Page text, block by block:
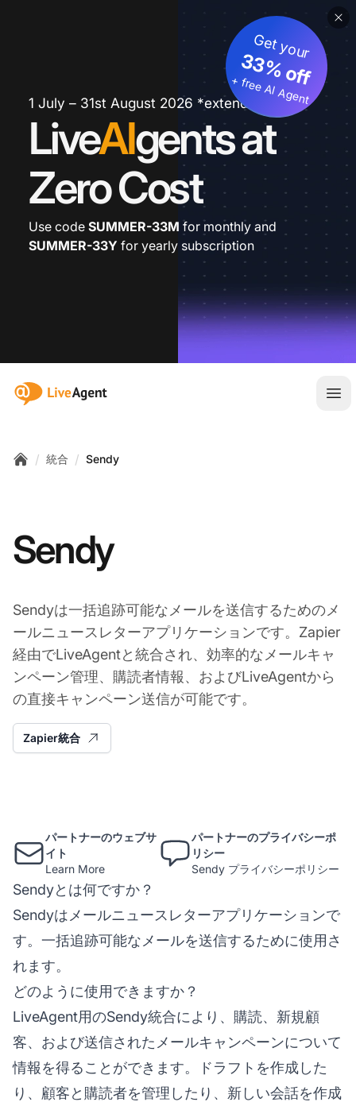
1 July – 31st August 2026 *extended
LiveAIgents at
Zero Cost
Get your
33% off
+ free AI Agent
Use code SUMMER-33M for monthly and
SUMMER-33Y for yearly subscription
:site.title
メ
/ 統合 / Sendy
Sendy
Sendyは一括追跡可能なメールを送信するためのメ
ールニュースレターアプリケーションです。Zapier
経由でLiveAgentと統合され、効率的なメールキャ
ンペーン管理、購読者情報、およびLiveAgentから
の直接キャンペーン送信が可能です。
Zapier統合
パートナーのウェブサ
イト
Learn More
パートナーのプライバシーポ
リシー
Sendy プライバシーポリシー
Sendyとは何ですか？
Sendyはメールニュースレターアプリケーションで
す。一括追跡可能なメールを送信するために使用さ
れます。
どのように使用できますか？
LiveAgent用のSendy統合により、購読、新規顧
客、および送信されたメールキャンペーンについて
情報を得ることができます。ドラフトを作成した
り、顧客と購読者を管理したり、新しい会話を作成